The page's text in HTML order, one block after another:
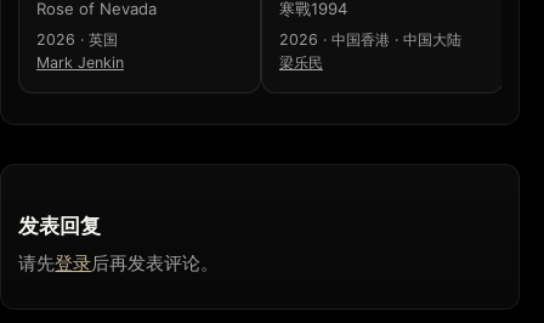
Rose of Nevada
2026 · 英国
Mark Jenkin
寒戰1994
2026 · 中国香港 · 中国大陆
梁乐民
发表回复
请先登录后再发表评论。